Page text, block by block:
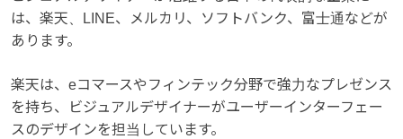
は、楽天、LINE、メルカリ、ソフトバンク、富士通などが
あります。
楽天は、eコマースやフィンテック分野で強力なプレゼンス
を持ち、ビジュアルデザイナーがユーザーインターフェー
スのデザインを担当しています。